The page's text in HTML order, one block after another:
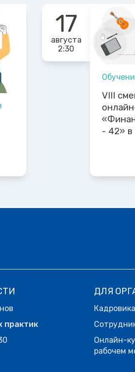
17
августа
2:30
VIII
- 42» в
практик
ДЛЯ
Онлайн-
рабочем